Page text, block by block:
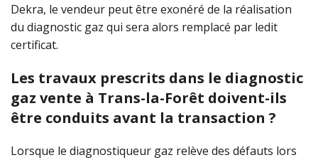
Dekra, le vendeur peut être exonéré de la réalisation
du diagnostic gaz qui sera alors remplacé par ledit
certificat.
Les travaux prescrits dans le diagnostic
gaz vente à Trans-la-Forêt doivent-ils
être conduits avant la transaction ?
Lorsque le diagnostiqueur gaz relève des défauts lors